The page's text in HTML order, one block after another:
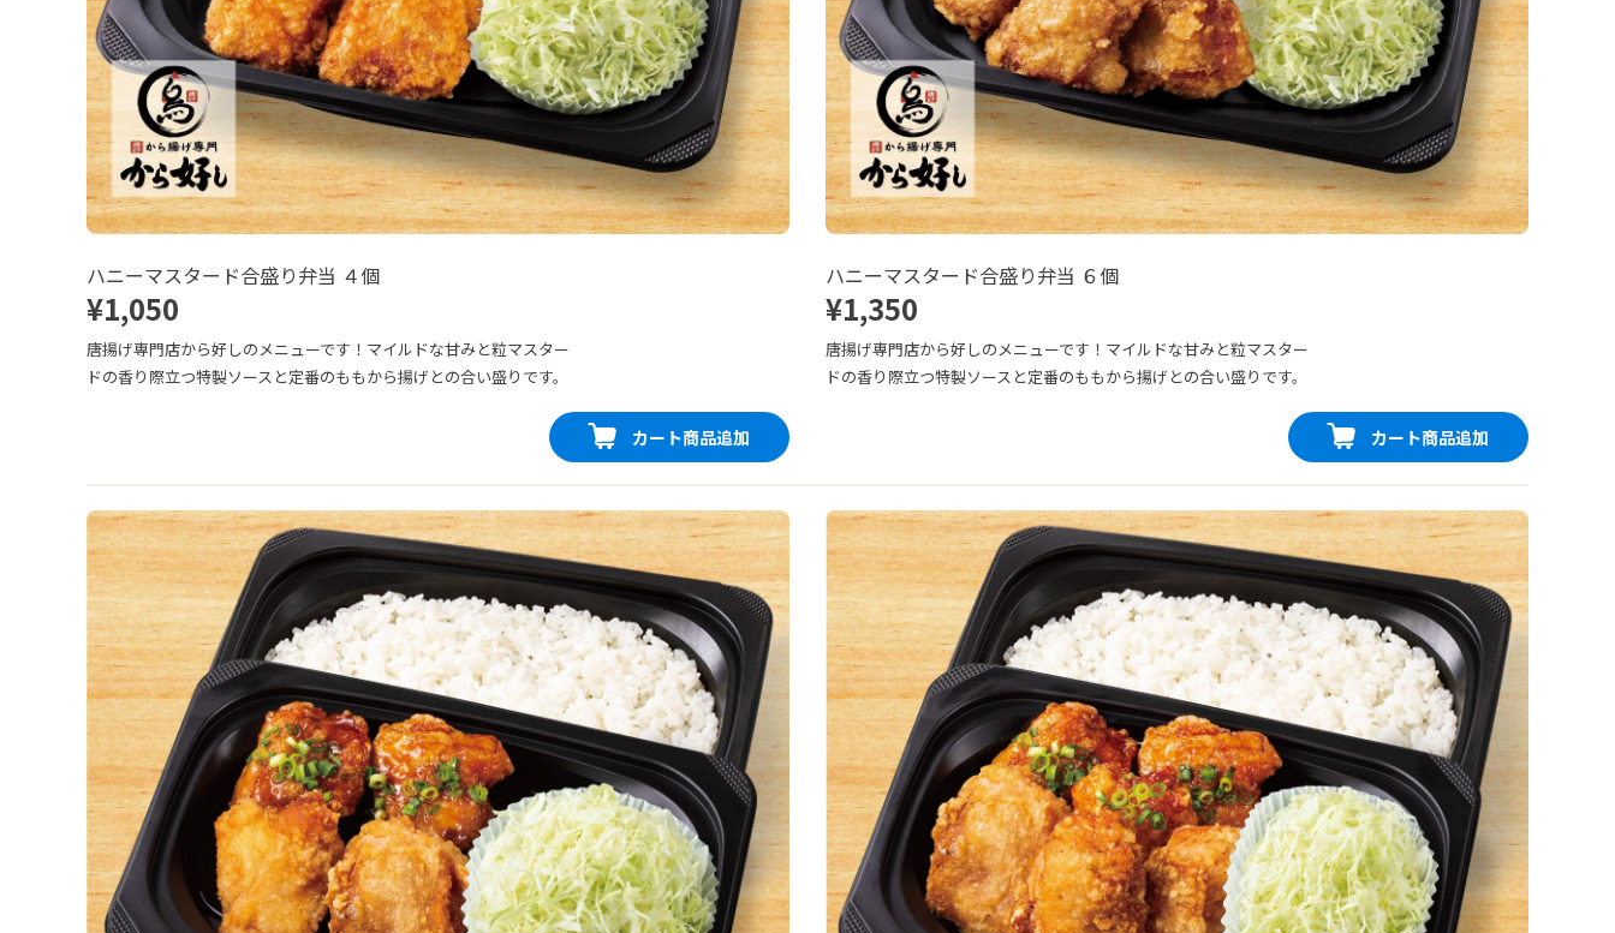
ハニーマスタード合盛り弁当 ４個
¥1,050
唐揚げ専門店から好しのメニューです！マイルドな甘みと粒マスター
ドの香り際立つ特製ソースと定番のももから揚げとの合い盛りです。
カート商品追加
ハニーマスタード合盛り弁当 ６個
¥1,350
唐揚げ専門店から好しのメニューです！マイルドな甘みと粒マスター
ドの香り際立つ特製ソースと定番のももから揚げとの合い盛りです。
カート商品追加